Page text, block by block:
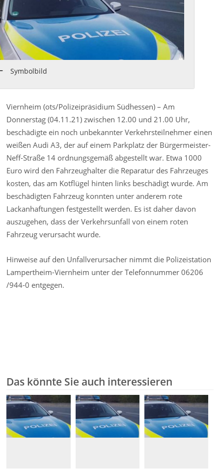
Symbolbild
Viernheim (ots/Polizeipräsidium Südhessen) – Am
Donnerstag (04.11.21) zwischen 12.00 und 21.00 Uhr,
beschädigte ein noch unbekannter Verkehrsteilnehmer einen
weißen Audi A3, der auf einem Parkplatz der Bürgermeister-
Neff-Straße 14 ordnungsgemäß abgestellt war. Etwa 1000
Euro wird den Fahrzeughalter die Reparatur des Fahrzeuges
kosten, das am Kotflügel hinten links beschädigt wurde. Am
beschädigten Fahrzeug konnten unter anderem rote
Lackanhaftungen festgestellt werden. Es ist daher davon
auszugehen, dass der Verkehrsunfall von einem roten
Fahrzeug verursacht wurde.
Hinweise auf den Unfallverursacher nimmt die Polizeistation
Lampertheim-Viernheim unter der Telefonnummer 06206
/944-0 entgegen.
Das könnte Sie auch interessieren